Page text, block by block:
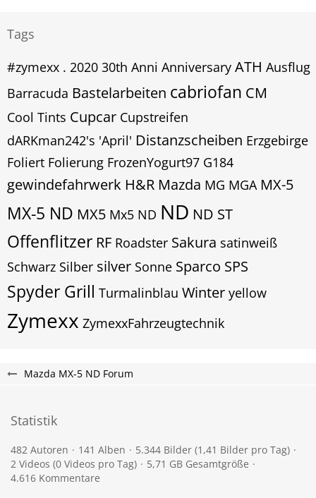
Tags
#zymexx . 2020 30th Anni Anniversary ATH Ausflug
Barracuda Bastelarbeiten cabriofan CM
Cool Tints Cupcar Cupstreifen
dARKman242's 'April' Distanzscheiben Erzgebirge
Foliert Folierung FrozenYogurt97 G184
gewindefahrwerk H&R Mazda MG MGA MX-5
MX-5 ND MX5 Mx5 ND ND ND ST
Offenflitzer RF Roadster Sakura satinweiß
Schwarz Silber silver Sonne Sparco SPS
Spyder Grill Turmalinblau Winter yellow
Zymexx ZymexxFahrzeugtechnik
Mazda MX-5 ND Forum
Statistik
482 Autoren 141 Alben
5.344 Bilder (1,41 Bilder pro Tag)
2 Videos (0 Videos pro Tag)
5,71 GB Gesamtgröße
4.616 Kommentare